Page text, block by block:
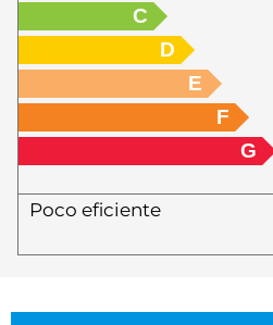
C
D
E
F
G
Poco eficiente